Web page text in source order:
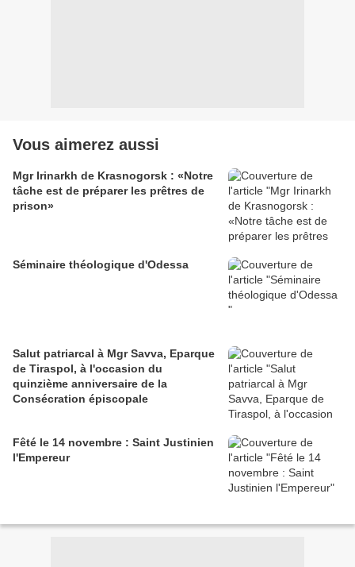
Vous aimerez aussi
Mgr Irinarkh de Krasnogorsk : «Notre
tâche est de préparer les prêtres de
prison»
Séminaire théologique d'Odessa
Salut patriarcal à Mgr Savva, Eparque
de Tiraspol, à l'occasion du
quinzième anniversaire de la
Consécration épiscopale
Fêté le 14 novembre : Saint Justinien
l'Empereur